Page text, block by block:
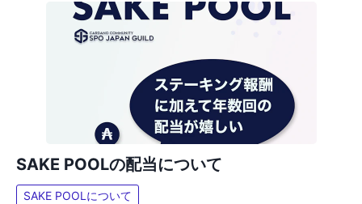
SAKE POOLの配当について
SAKE POOLについて